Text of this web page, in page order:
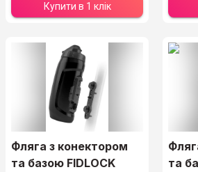
Купити в 1 клік
Фляга з конектором
та базою FIDLOCK
та